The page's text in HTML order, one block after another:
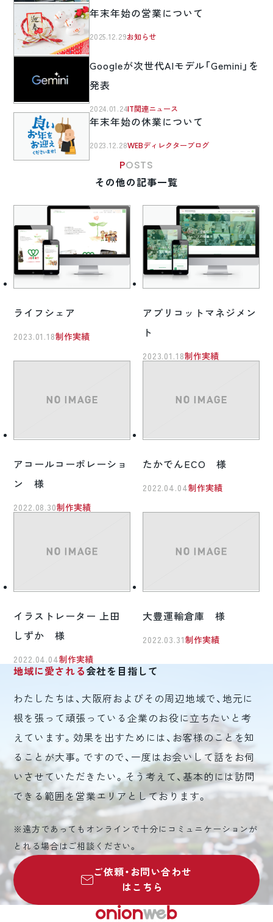
年末年始の営業について
2025.12.29お知らせ
Googleが次世代AIモデル「Gemini」を
発表
2024.01.24IT関連ニュース
年末年始の休業について
2023.12.28WEBディレクターブログ
POSTS
その他の記事一覧
ライフシェア
2023.01.18制作実績
アプリコットマネジメン
ト
2023.01.18制作実績
アコールコーポレーショ
ン 様
2022.08.30制作実績
たかでんECO 様
2022.04.04制作実績
イラストレーター 上田
しずか 様
2022.04.04制作実績
大豊運輸倉庫 様
2022.03.31 制作実績
地域に愛される会社を目指して
わたしたちは、大阪府およびその周辺地域で、地元に
根を張って頑張っている企業のお役に立ちたいと考
えています。効果を出すためには、お客様のことを知
ることが大事。ですので、一度はお会いして話をお伺
いさせていただきたい。そう考えて、基本的には訪問
できる範囲を営業エリアとしております。
※遠方であってもオンラインで十分にコミュニケーションが
とれる場合はご相談ください。
ご依頼・お問い合わせ
はこちら